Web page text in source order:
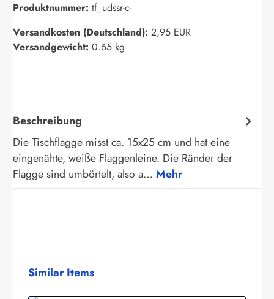
Produktnummer: tf_udssr-c-
Versandkosten (Deutschland): 2,95 EUR
Versandgewicht: 0.65 kg
Beschreibung
Die Tischflagge misst ca. 15x25 cm und hat eine
eingenähte, weiße Flaggenleine. Die Ränder der
Flagge sind umbörtelt, also a… Mehr
Produktgalerie überspringen
Similar Items